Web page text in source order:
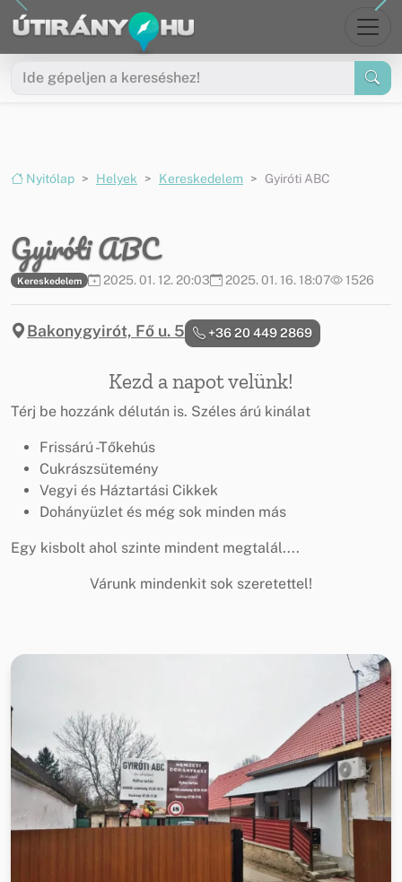
Ugrás a menüre
Ugrás a tartalomra
Nyitólap Helyek Kereskedelem Gyiróti ABC
Gyiróti ABC
Kereskedelem 2025. 01. 12. 20:03 2025. 01. 16. 18:07 1526
Bakonygyirót, Fő u. 5 +36 20 449 2869
Kezd a napot velünk!
Térj be hozzánk délután is. Széles árú kinálat
Frissárú -Tőkehús
Cukrászsütemény
Vegyi és Háztartási Cikkek
Dohányüzlet és még sok minden más
Egy kisbolt ahol szinte mindent megtalál....
Várunk mindenkit sok szeretettel!